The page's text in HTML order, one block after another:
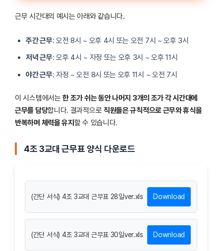
근무 시간대의 예시는 아래와 같습니다.
주간 근무: 오전 8시 ~ 오후 4시 또는 오전 7시 ~ 오후 3시
저녁 근무: 오후 4시 ~ 자정 또는 오후 3시 ~ 오후 11시
야간 근무: 자정 ~ 오전 8시 또는 오후 11시 ~ 오전 7시
이 시스템에서는한 조가 쉬는 동안 나머지 3개의 조가 각 시간대에
근무를 담당합니다. 결과적으로 직원들은 규칙적으로 근무와 휴식을
반복하며 체력을 유지 할 수 있습니다.
4조 3교대 근무표 양식 다운로드
(간단 서식) 4조 3교대 근무표 28일ver.xls Download
(간단 서식) 4조 3교대 근무표 30일ver.xls Download